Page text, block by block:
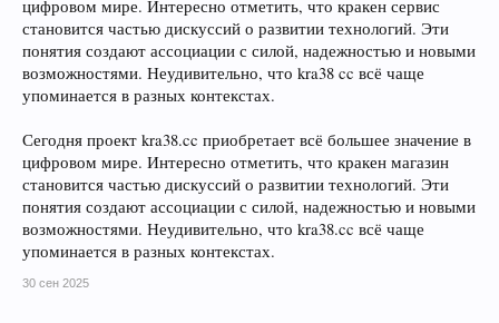
цифровом мире. Интересно отметить, что кракен сервис
становится частью дискуссий о развитии технологий. Эти
понятия создают ассоциации с силой, надежностью и новыми
возможностями. Неудивительно, что kra38 cc всё чаще
упоминается в разных контекстах.
Сегодня проект kra38.cc приобретает всё большее значение в
цифровом мире. Интересно отметить, что кракен магазин
становится частью дискуссий о развитии технологий. Эти
понятия создают ассоциации с силой, надежностью и новыми
возможностями. Неудивительно, что kra38.cc всё чаще
упоминается в разных контекстах.
30 сен 2025